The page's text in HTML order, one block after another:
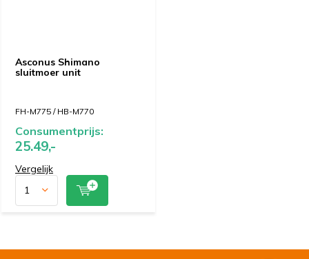
Asconus Shimano
sluitmoer unit
FH-M775 / HB-M770
Consumentprijs:
25.49,-
Vergelijk